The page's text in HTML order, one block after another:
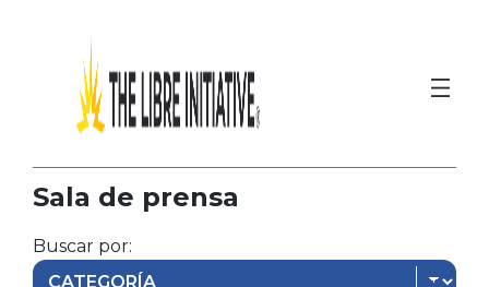
Sala de prensa
Buscar por: